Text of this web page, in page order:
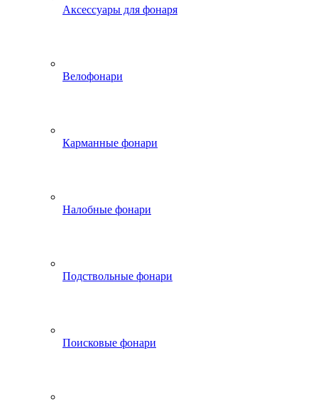
Аксессуары для фонаря
Велофонари
Карманные фонари
Налобные фонари
Подствольные фонари
Поисковые фонари